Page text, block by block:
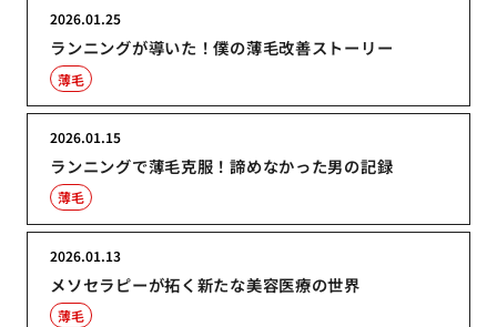
ランニングが導いた！僕の薄毛改善ストーリー
2026.01.25
薄毛
ランニングで薄毛克服！諦めなかった男の記録
2026.01.15
薄毛
メソセラピーが拓く新たな美容医療の世界
2026.01.13
薄毛